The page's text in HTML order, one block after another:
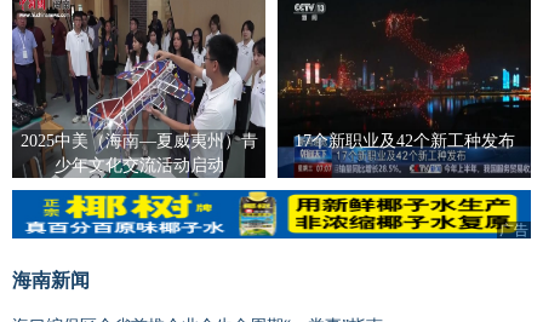
2025中美（海南—夏威夷州）青
少年文化交流活动启动
17个新职业及42个新工种发布
广告
广告
海南新闻